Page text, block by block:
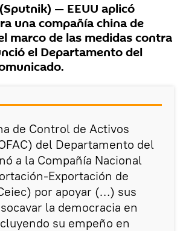
— EEUU aplicó
una compañía china de
marco de las medidas contra
el Departamento del
de Control de Activos
del Departamento del
a la Compañía Nacional
Exportación de
por apoyar (…) sus
la democracia en
su empeño en